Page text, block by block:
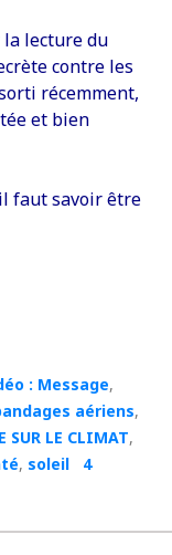
la lecture du
contre les
récemment,
et bien
faut savoir être
: Message,
aériens,
SUR LE CLIMAT,
, soleil
4